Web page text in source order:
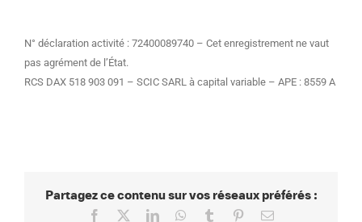
N° déclaration activité : 72400089740 – Cet enregistrement ne vaut
pas agrément de l’État.
RCS DAX 518 903 091 – SCIC SARL à capital variable – APE : 8559 A
Partagez ce contenu sur vos réseaux préférés :
Facebook LinkedInWhatsApp
Tumblr PinterestEmail